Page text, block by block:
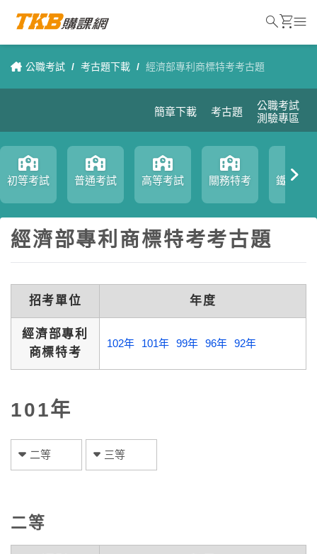
公職考試 / 考古題下載 / 經濟部專利商標特考考古題
簡章下載 考古題
公職考試
測驗專區
初等考試 普通考試 高等考試 關務特考 鐵路特
經濟部專利商標特考考古題
招考單位 年度
經濟部專利
商標特考
102年 101年 99年 96年 92年
101年
二等 三等
二等
searchshopping_cartmenu